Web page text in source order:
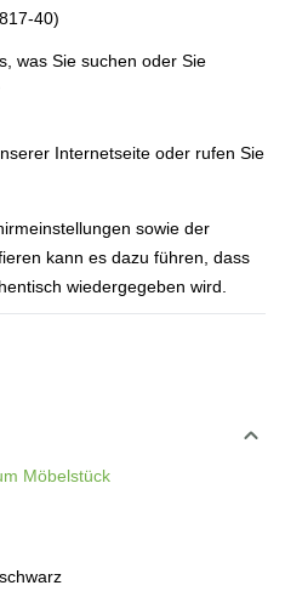
40)
was Sie suchen oder Sie
Internetseite oder rufen Sie
sowie der
kann es dazu führen, dass
wiedergegeben wird.
Möbelstück